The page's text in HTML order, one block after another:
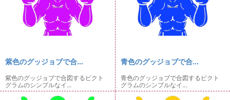
紫色のグッジョブで合...
紫色のグッジョブで合図するピクト
グラムのシンプルなイ...
青色のグッジョブで合...
青色のグッジョブで合図するピクト
グラムのシンプルなイ...